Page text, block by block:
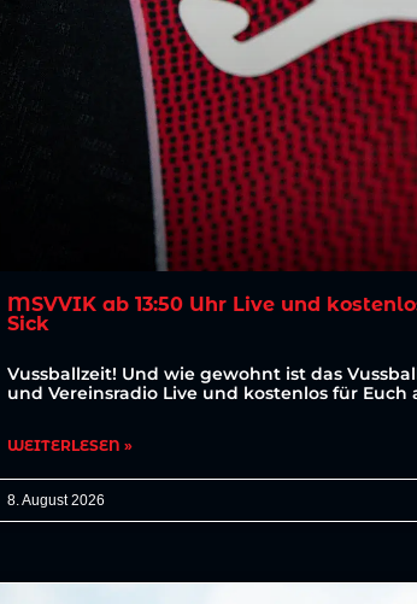
MSVVIK ab 13:50 Uhr Live und
Sick
Vussballzeit! Und wie gewohnt ist das
und Vereinsradio Live und kostenlos für Euch
WEITERLESEN »
8. August 2026